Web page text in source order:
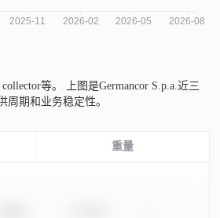
等。
上图是Germancor S.p.a.近三
期和业务稳定性。
重量